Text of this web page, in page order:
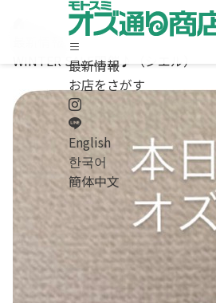
最新情報
お店をさがす
English
한국어
簡体中文
最新情報
お店をさがす
求人情報
商店街について / お問合わせ
Instagram
LINE
English / 한국어/ 簡体中文
WINTER SALE開催♪（シエル）